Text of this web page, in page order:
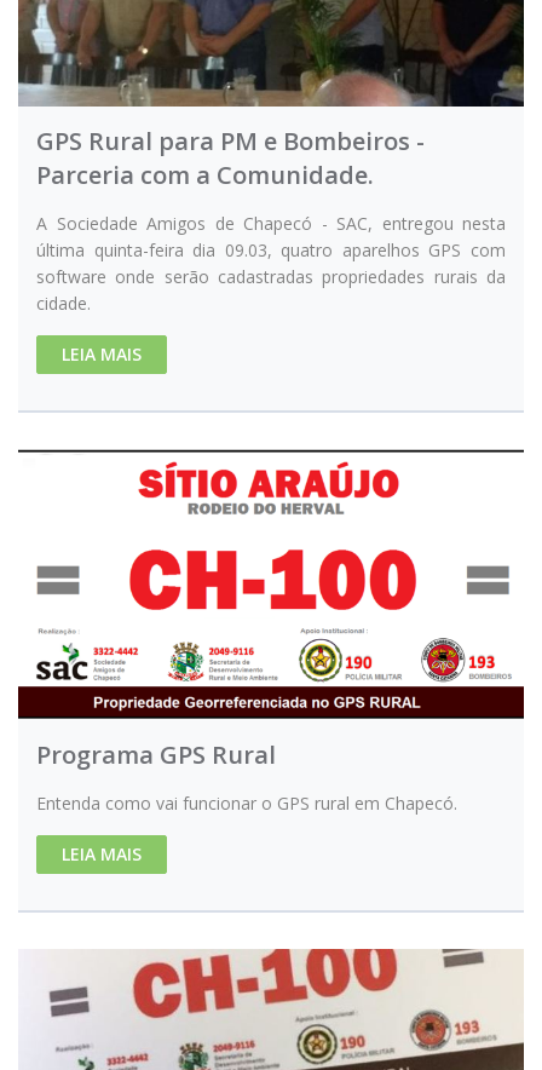
GPS Rural para PM e Bombeiros -
Parceria com a Comunidade.
A Sociedade Amigos de Chapecó - SAC, entregou nesta
última quinta-feira dia 09.03, quatro aparelhos GPS com
software onde serão cadastradas propriedades rurais da
cidade.
LEIA MAIS
Programa GPS Rural
Entenda como vai funcionar o GPS rural em Chapecó.
LEIA MAIS